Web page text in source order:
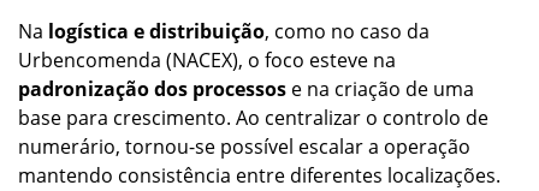
Na logística e distribuição, como no caso da
Urbencomenda (NACEX), o foco esteve na
padronização dos processos e na criação de uma
base para crescimento. Ao centralizar o controlo de
numerário, tornou-se possível escalar a operação
mantendo consistência entre diferentes localizações.